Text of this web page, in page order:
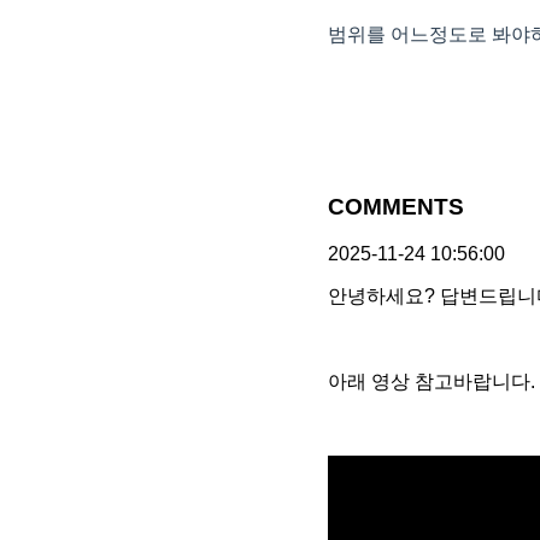
범위를 어느정도로 봐야
COMMENTS
2025-11-24 10:56:00
안녕하세요? 답변드립니
아래 영상 참고바랍니다.